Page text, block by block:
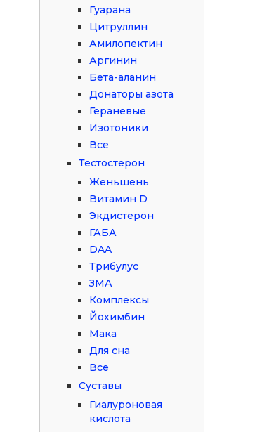
Гуарана
Цитруллин
Амилопектин
Аргинин
Бета-аланин
Донаторы азота
Гераневые
Изотоники
Все
Тестостерон
Женьшень
Витамин D
Экдистерон
ГАБА
DAA
Трибулус
ЗМА
Комплексы
Йохимбин
Мака
Для сна
Все
Суставы
Гиалуроновая
кислота